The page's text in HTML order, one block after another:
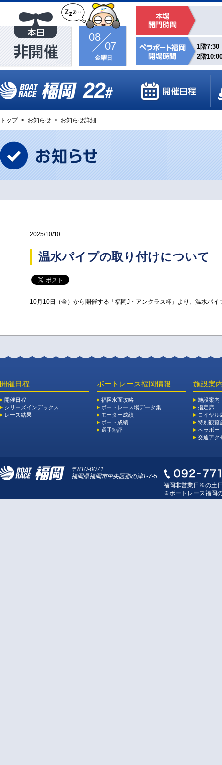
08
07
金曜日
1階7:30
2階10:00
トップ > お知らせ > お知らせ詳細
2025/10/10
温水パイプの取り付けについて
10月10日（金）から開催する「福岡J・アンクラス杯」より、温水パイ
開催日程
開催日程
シリーズインデックス
レース結果
ボートレース福岡情報
福岡水面攻略
ボートレース場データ集
モーター成績
ボート成績
選手短評
施設案
施設案内
指定席
ロイヤル
特別観覧
ペラボー
交通アク
〒810-0071
福岡県福岡市中央区那の津1-7-5
福岡非営業日※の土
※ボートレース福岡